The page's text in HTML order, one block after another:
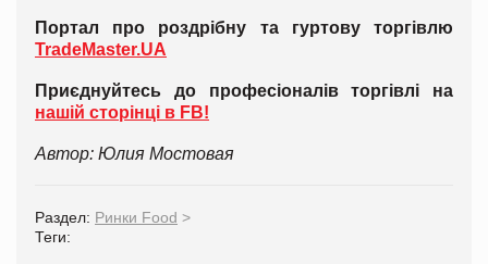
Портал про роздрібну та гуртову торгівлю
TradeMaster.UA
Приєднуйтесь до професіоналів торгівлі на
нашій сторінці в FB!
Автор: Юлия Мостовая
Раздел: Ринки Food >
Теги: